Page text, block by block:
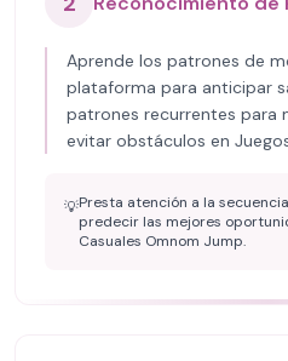
Aprende los patrones de
plataforma para anticipar
patrones recurrentes para
evitar obstáculos en
💡Presta atención a la
predecir las mejores
Casuales Omnom Jump.